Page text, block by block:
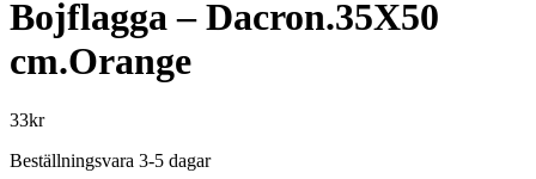
Bojflagga – Dacron.35X50
cm.Orange
33kr
Beställningsvara 3-5 dagar